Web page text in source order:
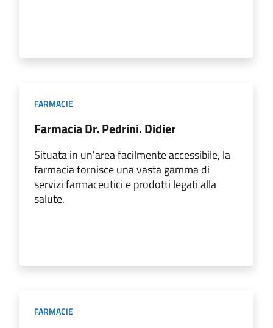
FARMACIE
Farmacia Dr. Pedrini. Didier
Situata in un'area facilmente accessibile, la
farmacia fornisce una vasta gamma di
servizi farmaceutici e prodotti legati alla
salute.
FARMACIE